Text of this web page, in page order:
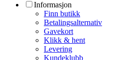
Informasjon
Finn butikk
Betalingsalternativ
Gavekort
Klikk & hent
Levering
Kundeklubb